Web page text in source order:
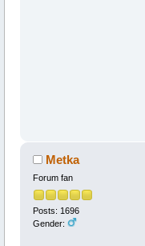
Metka
Forum fan
Posts: 1696
Gender: